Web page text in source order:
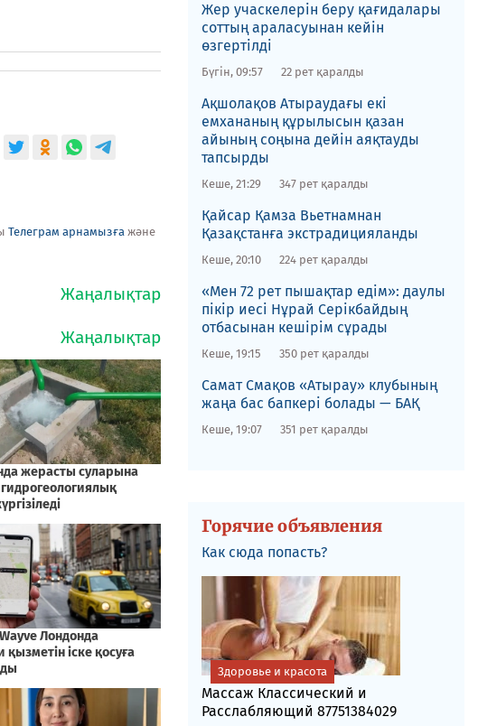
Телеграм арнамызға және
Жер учаскелерін беру қағидалары
соттың араласуынан кейін
өзгертілді
Бүгін, 09:57 22 рет қаралды
Ақшолақов Атыраудағы екі
емхананың құрылысын қазан
айының соңына дейін аяқтауды
тапсырды
Кеше, 21:29 347 рет қаралды
​Қайсар Қамза Вьетнамнан
Қазақстанға экстрадицияланды
Кеше, 20:10 224 рет қаралды
«Мен 72 рет пышақтар едім»: даулы
пікір иесі Нұрай Серікбайдың
отбасынан кешірім сұрады
Кеше, 19:15 350 рет қаралды
​Самат Смақов «Атырау» клубының
жаңа бас бапкері болады — БАҚ
Кеше, 19:07 351 рет қаралды
Горячие объявления
Как сюда попасть?
Массаж Классический и
Расслабляющий 87751384029
Здоровье и красота